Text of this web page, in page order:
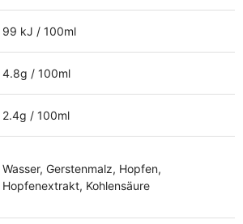
99 kJ / 100ml
4.8g / 100ml
2.4g / 100ml
Wasser, Gerstenmalz, Hopfen,
Hopfenextrakt, Kohlensäure